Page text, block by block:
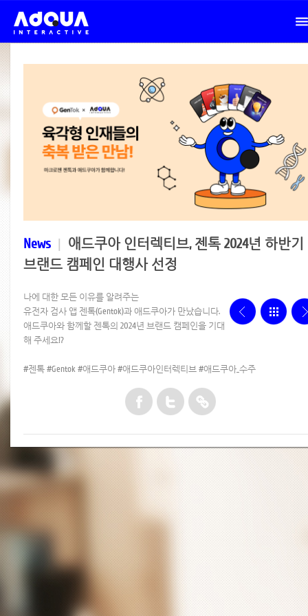
News | 애드쿠아 인터렉티브, 젠톡 2024년 하반기
브랜드 캠페인 대행사 선정
나에 대한 모든 이유를 알려주는
유전자 검사 앱 젠톡(Gentok)과 애드쿠아가 만났습니다.
애드쿠아와 함께할 젠톡의 2024년 브랜드 캠페인을 기대
해 주세요!?
#젠톡 #Gentok #애드쿠아 #애드쿠아인터렉티브 #애드쿠아_수주